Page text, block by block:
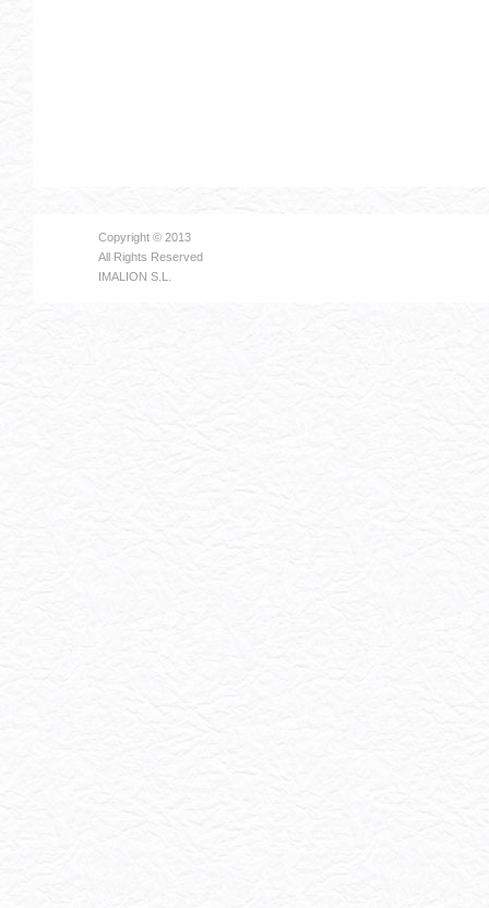
Copyright © 2013
All Rights Reserved
IMALION S.L.